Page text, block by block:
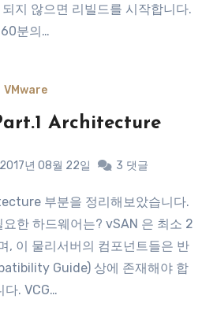
지 않으면 리빌드를 시작합니다.
60분의…
VMware
Architecture
2017년 08월 22일 3 댓글
한 하드웨어는? vSAN 은 최소 2
, 이 물리서버의 컴포넌트들은 반
Guide) 상에 존재해야 합
다. VCG…